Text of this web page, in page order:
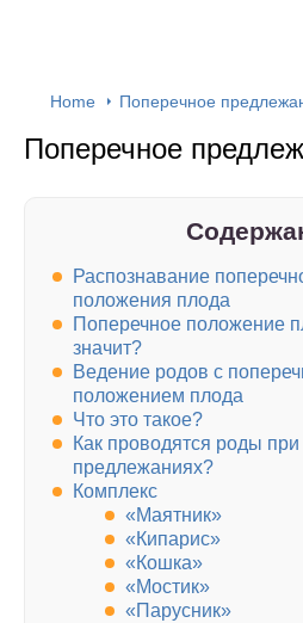
Home Поперечное
Поперечное
Распознавание
положения плода
Поперечное положение
значит?
Ведение родов с
положением плода
Что это такое?
Как проводятся роды
предлежаниях?
Комплекс
«Маятник»
«Кипарис»
«Кошка»
«Мостик»
«Парусник»